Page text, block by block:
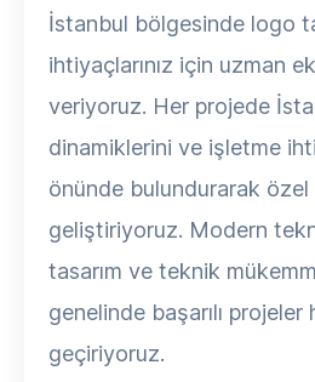
İstanbul bölgesinde logo
ihtiyaçlarınız için uzman
veriyoruz. Her projede
dinamiklerini ve işletme
önünde bulundurarak
geliştiriyoruz. Modern
tasarım ve teknik
genelinde başarılı projeler
geçiriyoruz.